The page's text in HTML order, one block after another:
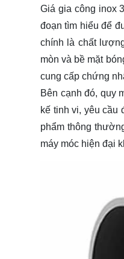
Giá gia công inox
đoạn tìm hiểu để
chính là chất
mòn và bề mặt
cung cấp chứng
Bên cạnh đó, quy
kế tinh vi, yêu cầu
phẩm thông
máy móc hiện đại